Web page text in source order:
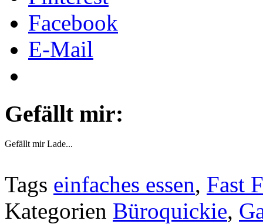
Facebook
E-Mail
Gefällt mir:
Gefällt mir Lade...
Tags einfaches essen, Fast
Kategorien Büroquickie,